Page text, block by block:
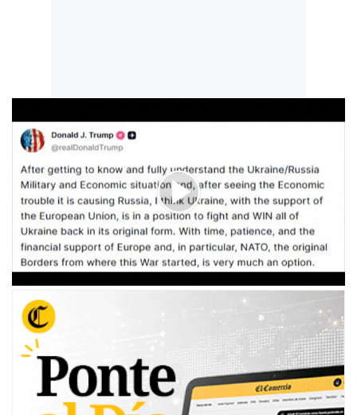
00:00/01:45